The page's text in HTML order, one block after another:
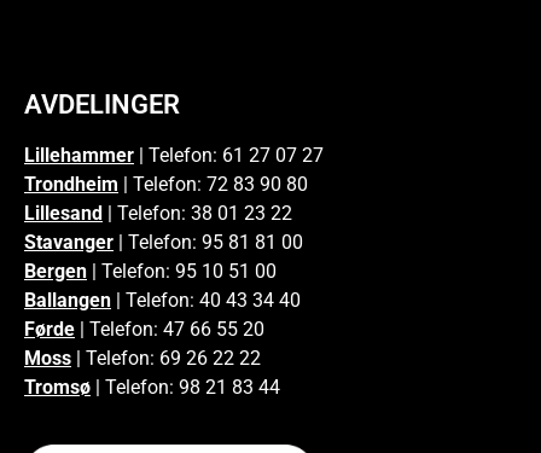
AVDELINGER
Lillehammer | Telefon: 61 27 07 27
Trondheim | Telefon: 72 83 90 80
Lillesand | Telefon: 38 01 23 22
Stavanger | Telefon: 95 81 81 00
Bergen | Telefon: 95 10 51 00
Ballangen | Telefon: 40 43 34 40
Førde | Telefon: 47 66 55 20
Moss | Telefon: 69 26 22 22
Tromsø | Telefon: 98 21 83 44